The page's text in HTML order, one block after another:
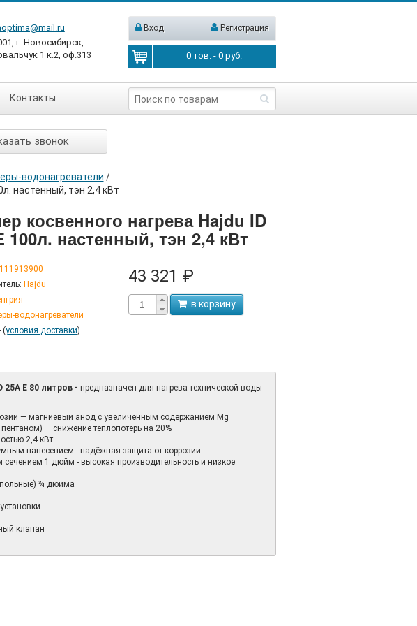
г. Новосибирск,
1 к.2, оф.313
Вход Регистрация
0 тов. -0 руб.
Контакты
звонок
водонагреватели /
настенный, тэн 2,4 кВт
косвенного нагрева Hajdu ID
100л. настенный, тэн 2,4 кВт
Hajdu
водонагреватели
(условия доставки)
43 321 ₽
в корзину
25A E 80 литров - предназначен для нагрева технической воды
— магниевый анод с увеличенным содержанием Mg
— снижение теплопотерь на 20%
2,4 кВт
нанесением - надёжная защита от коррозии
1 дюйм - высокая производительность и низкое
¾ дюйма
клапан